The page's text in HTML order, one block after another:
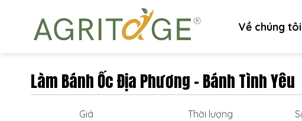
Về chúng tôi
Làm Bánh Ốc Địa Phương – Bánh Tình Yêu
Giá
Thời lượng